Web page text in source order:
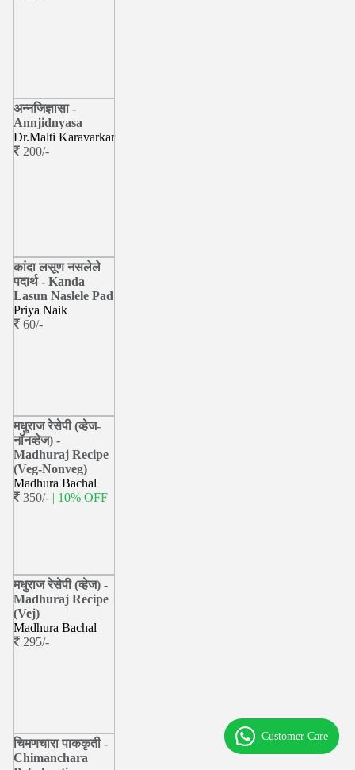
अन्नजिज्ञासा -
Annjidnyasa
Dr.Malti Karavarkar
200/-
कांदा लसूण नसलेले
पदार्थ - Kanda
Lasun Naslele Pad
Priya Naik
60/-
मधुराज रेसेपी (व्हेज-
नॉनव्हेज) -
Madhuraj Recipe
(Veg-Nonveg)
Madhura Bachal
350/- | 10% OFF
मधुराज रेसेपी (व्हेज) -
Madhuraj Recipe
(Vej)
Madhura Bachal
295/-
चिमणचारा पाककृती -
Chimanchara
Customer Care